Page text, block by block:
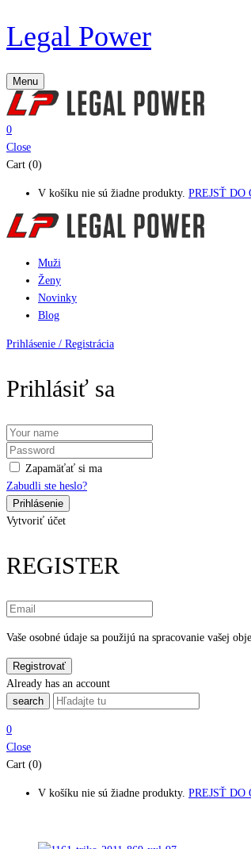
Legal Power
Menu
0
Close
Cart (0)
V košíku nie sú žiadne produkty. PREJSŤ DO
Muži
Ženy
Novinky
Blog
Prihlásenie / Registrácia
Prihlásiť sa
Zapamäťať si ma
Zabudli ste heslo?
Vytvoriť účet
REGISTER
Vaše osobné údaje sa použijú na spracovanie vašej
Already has an account
search
0
Close
Cart (0)
V košíku nie sú žiadne produkty. PREJSŤ DO